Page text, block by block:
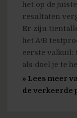
het op de
resultaten
Er zijn
het A/B
eerste valkuil:
als doel je te
» Lees meer
de verkeerde